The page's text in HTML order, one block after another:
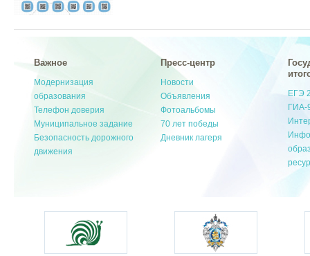
Важное
Модернизация
образования
Телефон доверия
Муниципальное задание
Безопасность дорожного
движения
Пресс-центр
Новости
Объявления
Фотоальбомы
70 лет победы
Дневник лагеря
ЕГЭ
ГИА-